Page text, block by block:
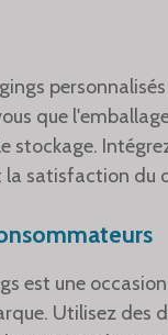
que
satisfaction du
est une
Utilisez des